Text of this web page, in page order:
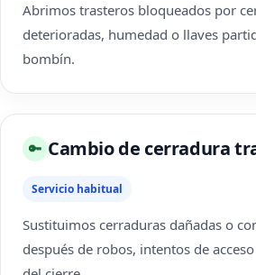
Abrimos trasteros bloqueados por
deterioradas, humedad o llaves
bombín.
🔑 Cambio de cerradura
Servicio habitual
Sustituimos cerraduras dañadas o
después de robos, intentos de